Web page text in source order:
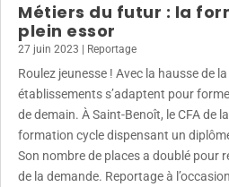
Métiers du futur : la
plein essor
27 juin 2023 Reportage
Roulez jeunesse ! Avec la hausse de
établissements s’adaptent pour
de demain. À Saint-Benoît, le CFA de
formation cycle dispensant un
Son nombre de places a doublé pour
de la demande. Reportage à